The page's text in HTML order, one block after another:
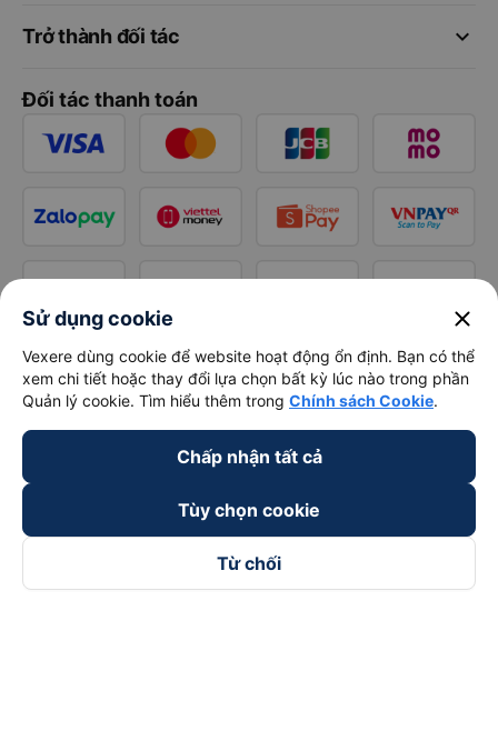
keyboard_arrow_down
Trở thành đối tác
Đối tác thanh toán
Sử dụng cookie close
Vexere dùng cookie để website hoạt động ổn định. Bạn có thể
xem chi tiết hoặc thay đổi lựa chọn bất kỳ lúc nào trong phần
Quản lý cookie. Tìm hiểu thêm trong Chính sách Cookie.
Chấp nhận tất cả
Tùy chọn cookie
Từ chối